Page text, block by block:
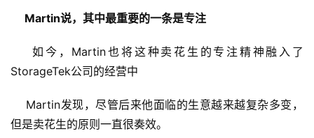
Martin说，其中最重要的一条是专注
如今，Martin也将这种卖花生的专注精神融入了
StorageTek公司的经营中
Martin发现，尽管后来他面临的生意越来越复杂多变，
但是卖花生的原则一直很奏效。